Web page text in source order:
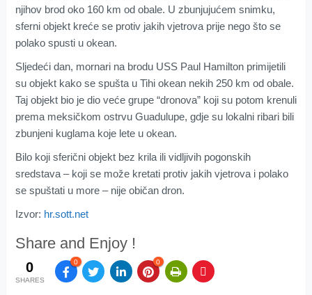
njihov brod oko 160 km od obale. U zbunjujućem snimku,
sferni objekt kreće se protiv jakih vjetrova prije nego što se
polako spusti u okean.
Sljedeći dan, mornari na brodu USS Paul Hamilton primijetili
su objekt kako se spušta u Tihi okean nekih 250 km od obale.
Taj objekt bio je dio veće grupe “dronova” koji su potom krenuli
prema meksičkom ostrvu Guadulupe, gdje su lokalni ribari bili
zbunjeni kuglama koje lete u okean.
Bilo koji sferični objekt bez krila ili vidljivih pogonskih
sredstava – koji se može kretati protiv jakih vjetrova i polako
se spuštati u more – nije običan dron.
Izvor: hr.sott.net
Share and Enjoy !
0
SHARES
0 0